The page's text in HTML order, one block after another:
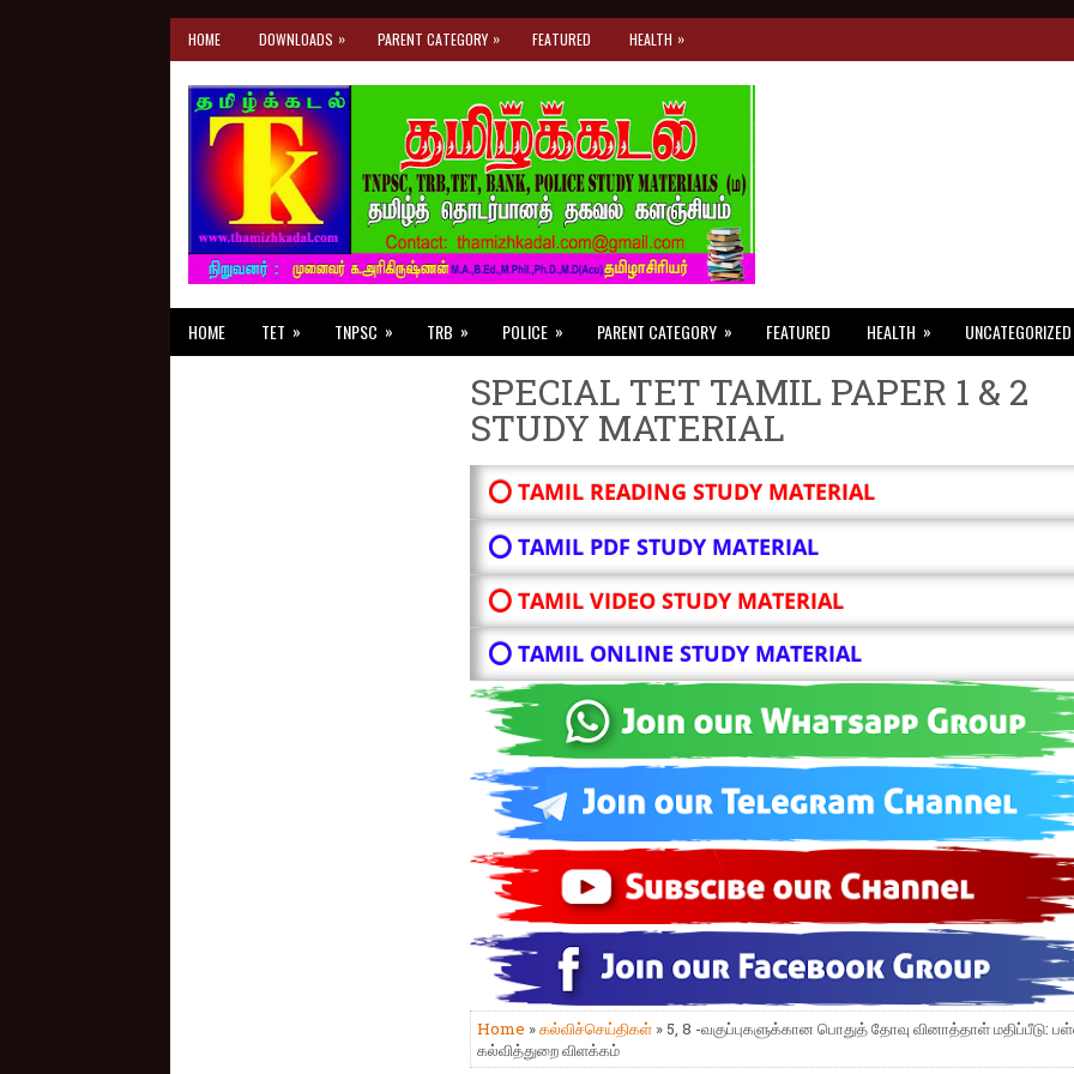
HOME DOWNLOADS » PARENT CATEGORY » FEATURED HEALTH »
HOME TET » TNPSC » TRB » POLICE » PARENT CATEGORY » FEATURED HEALTH » UNCATEGORIZED
SPECIAL TET TAMIL PAPER 1 & 2
STUDY MATERIAL
⭕ TAMIL READING STUDY MATERIAL
⭕ TAMIL PDF STUDY MATERIAL
⭕ TAMIL VIDEO STUDY MATERIAL
⭕ TAMIL ONLINE STUDY MATERIAL
Home »கல்விச்செய்திகள் » 5, 8 -வகுப்புகளுக்கான பொதுத் தோவு வினாத்தாள் மதிப்பீடு:
கல்வித்துறை விளக்கம்